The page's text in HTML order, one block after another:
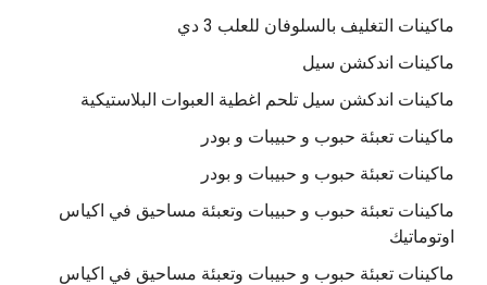
ماكينات التغليف بالسلوفان للعلب 3 دي
ماكينات اندكشن سيل
ماكينات اندكشن سيل تلحم اغطية العبوات البلاستيكية
ماكينات تعبئة حبوب و حبيبات و بودر
ماكينات تعبئة حبوب و حبيبات و بودر
ماكينات تعبئة حبوب و حبيبات وتعبئة مساحيق في اكياس
اوتوماتيك
ماكينات تعبئة حبوب و حبيبات وتعبئة مساحيق في اكياس